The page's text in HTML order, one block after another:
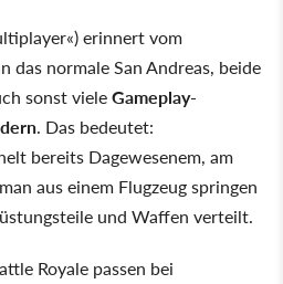
erinnert vom
das normale San Andreas, beide
sonst vieleGameplay-
. Das bedeutet:
bereits Dagewesenem, am
aus einem Flugzeug springen
und Waffen verteilt.
Royale passen bei